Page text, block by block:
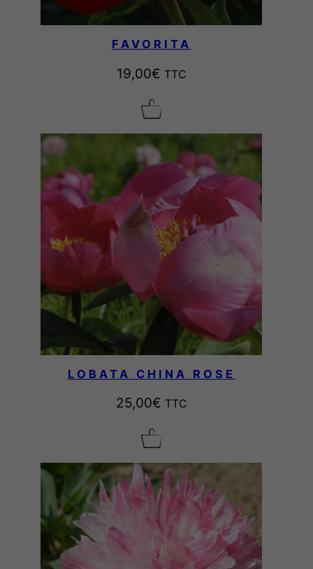
FAVORITA
19,00€ TTC
LOBATA CHINA ROSE
25,00€ TTC